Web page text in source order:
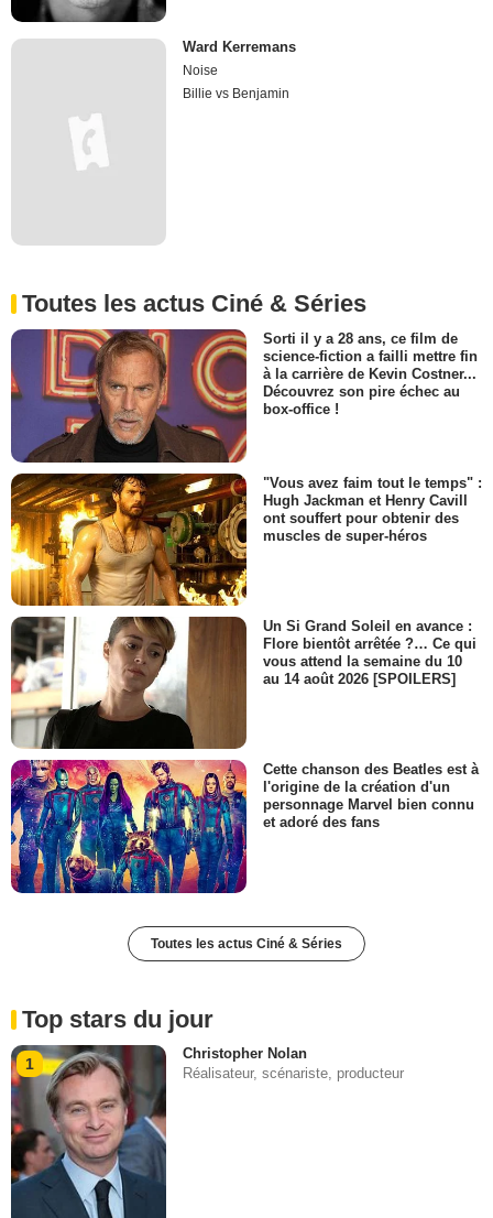
Ward Kerremans
Noise
Billie vs Benjamin
Toutes les actus Ciné & Séries
Sorti il y a 28 ans, ce film de
science-fiction a failli mettre fin
à la carrière de Kevin Costner...
Découvrez son pire échec au
box-office !
"Vous avez faim tout le temps" :
Hugh Jackman et Henry Cavill
ont souffert pour obtenir des
muscles de super-héros
Un Si Grand Soleil en avance :
Flore bientôt arrêtée ?… Ce qui
vous attend la semaine du 10
au 14 août 2026 [SPOILERS]
Cette chanson des Beatles est à
l'origine de la création d'un
personnage Marvel bien connu
et adoré des fans
Toutes les actus Ciné & Séries
Top stars du jour
1
Christopher Nolan
Réalisateur, scénariste, producteur